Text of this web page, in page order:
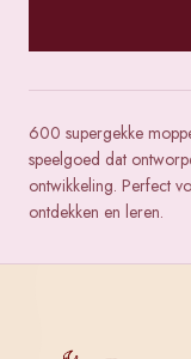
600 supergekke
speelgoed dat
ontwikkeling. Perfect
ontdekken en leren.